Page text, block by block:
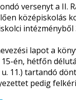
versenyt a II.
középiskolás
lapot a
én, hétfőn
11.) tartandó
pedig